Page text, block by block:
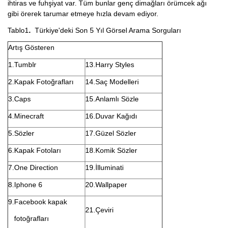
ihtiras ve fuhşiyat var. Tüm bunlar genç dimağları örümcek ağı
gibi örerek tarumar etmeye hızla devam ediyor.
Tablo1 . Türkiye'deki Son 5 Yıl Görsel Arama Sorguları
Artış Gösteren
1.Tumblr 13.Harry Styles
2.Kapak Fotoğrafları 14.Saç Modelleri
3.Caps 15.Anlamlı Sözle
4.Minecraft 16.Duvar Kağıdı
5.Sözler 17.Güzel Sözler
6.Kapak Fotoları 18.Komik Sözler
7.One Direction 19.İlluminati
8.Iphone 6 20.Wallpaper
9.Facebook kapak
fotoğrafları
21.Çeviri